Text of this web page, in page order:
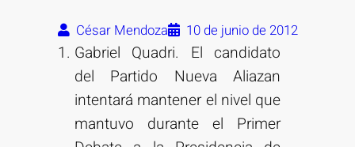
César Mendoza 10 de junio de 2012
Gabriel Quadri. El candidato
del Partido Nueva Aliazan
intentará mantener el nivel que
mantuvo durante el Primer